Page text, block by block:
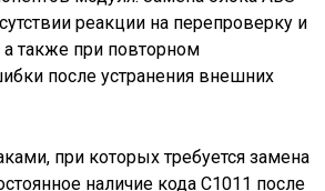
реакции на перепроверку и
а также при повторном
после устранения внешних
при которых требуется замена
наличие кода С1011 после